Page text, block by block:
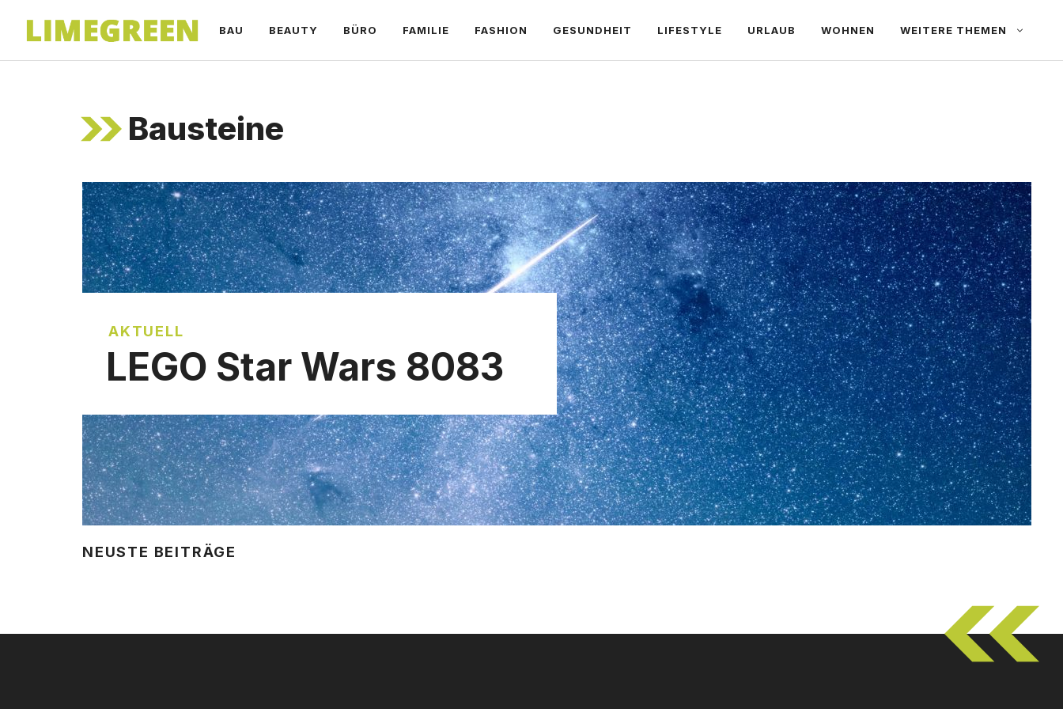
Inhalt
springen
BAU BEAUTY BÜRO FAMILIE FASHION GESUNDHEIT LIFESTYLE URLAUB WOHNEN WEITERE THEMEN
Bausteine
AKTUELL
LEGO Star Wars 8083
NEUSTE BEITRÄGE